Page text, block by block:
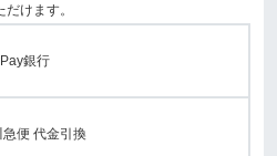
けます。
銀行
急便 代金引換